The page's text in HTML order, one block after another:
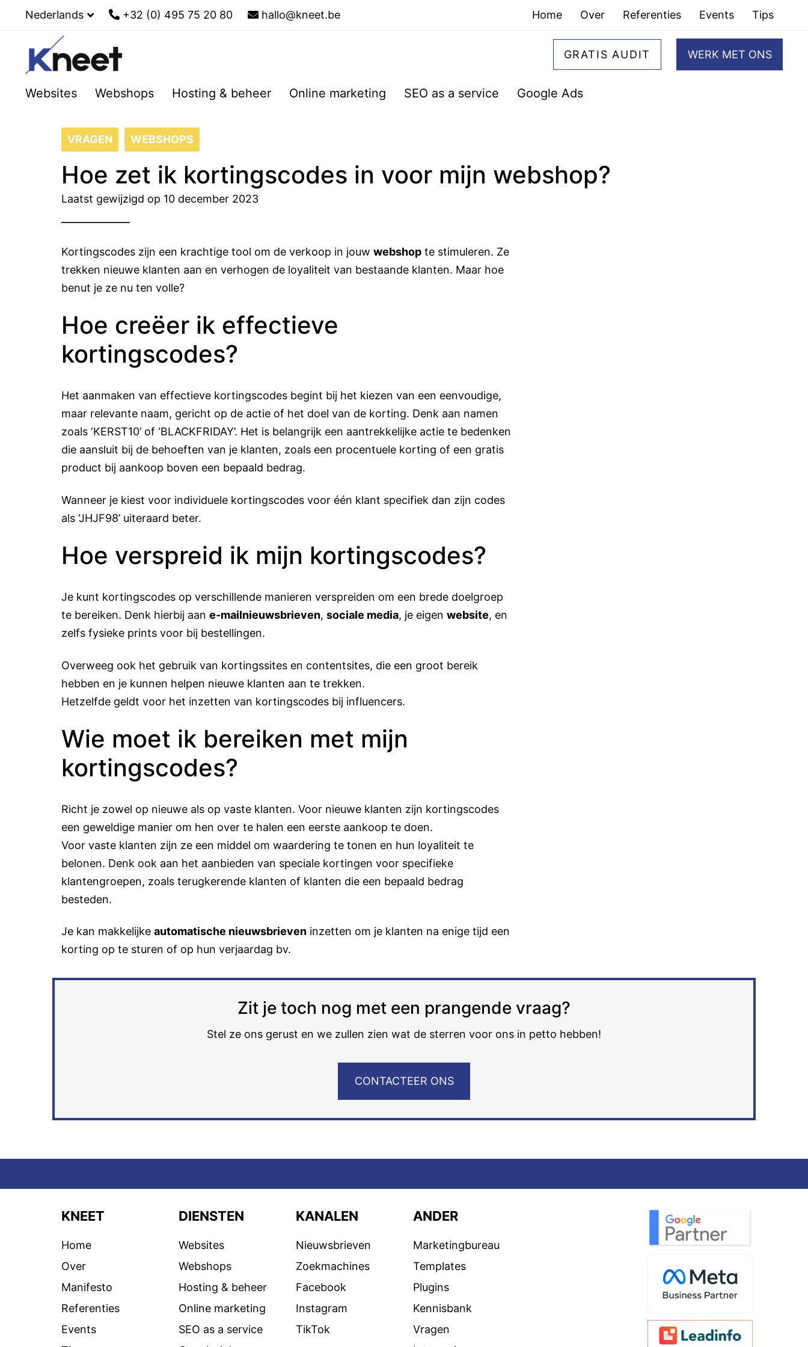
Nederlands +32 (0) 495 75 20 80 hallo@kneet.be Home Over Referenties Events Tips
GRATIS AUDIT WERK MET ONS
Websites Webshops Hosting & beheer Online marketing SEO as a service Google Ads
VRAGEN WEBSHOPS
Hoe zet ik kortingscodes in voor mijn webshop?
Laatst gewijzigd op 10 december 2023
Kortingscodes zijn een krachtige tool om de verkoop in jouw webshop te stimuleren. Ze
trekken nieuwe klanten aan en verhogen de loyaliteit van bestaande klanten. Maar hoe
benut je ze nu ten volle?
Hoe creëer ik effectieve
kortingscodes?
Het aanmaken van effectieve kortingscodes begint bij het kiezen van een eenvoudige,
maar relevante naam, gericht op de actie of het doel van de korting. Denk aan namen
zoals ‘KERST10’ of ‘BLACKFRIDAY’. Het is belangrijk een aantrekkelijke actie te bedenken
die aansluit bij de behoeften van je klanten, zoals een procentuele korting of een gratis
product bij aankoop boven een bepaald bedrag.
Wanneer je kiest voor individuele kortingscodes voor één klant specifiek dan zijn codes
als ‘JHJF98’ uiteraard beter.
Hoe verspreid ik mijn kortingscodes?
Je kunt kortingscodes op verschillende manieren verspreiden om een brede doelgroep
te bereiken. Denk hierbij aan e-mailnieuwsbrieven, sociale media, je eigen website, en
zelfs fysieke prints voor bij bestellingen.
Overweeg ook het gebruik van kortingssites en contentsites, die een groot bereik
hebben en je kunnen helpen nieuwe klanten aan te trekken.
Hetzelfde geldt voor het inzetten van kortingscodes bij influencers.
Wie moet ik bereiken met mijn
kortingscodes?
Richt je zowel op nieuwe als op vaste klanten. Voor nieuwe klanten zijn kortingscodes
een geweldige manier om hen over te halen een eerste aankoop te doen.
Voor vaste klanten zijn ze een middel om waardering te tonen en hun loyaliteit te
belonen. Denk ook aan het aanbieden van speciale kortingen voor specifieke
klantengroepen, zoals terugkerende klanten of klanten die een bepaald bedrag
besteden.
Je kan makkelijke automatische nieuwsbrieven inzetten om je klanten na enige tijd een
korting op te sturen of op hun verjaardag bv.
Zit je toch nog met een prangende vraag?
Stel ze ons gerust en we zullen zien wat de sterren voor ons in petto hebben!
CONTACTEER ONS
KNEET
Home
Over
Manifesto
Referenties
Events
DIENSTEN
Websites
Webshops
Hosting & beheer
Online marketing
SEO as a service
KANALEN
Nieuwsbrieven
Zoekmachines
Facebook
Instagram
TikTok
ANDER
Marketingbureau
Templates
Plugins
Kennisbank
Vragen